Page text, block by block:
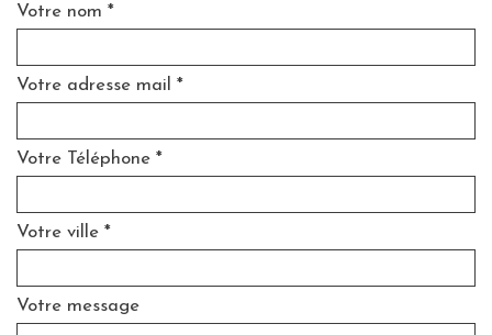
Votre nom *
Votre adresse mail *
Votre Téléphone *
Votre ville *
Votre message